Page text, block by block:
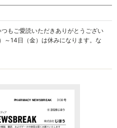
つもご愛読いただきありがとうござい
～14日（金）は休みになります。な